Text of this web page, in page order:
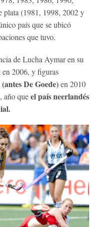
plata (1981, 1998, 2002 y
país que se ubicó
que tuvo.
de Lucha Aymar en su
en 2006, y figuras
De Goede)en 2010
año queel país neerlandés